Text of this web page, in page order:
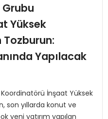
Grubu
Yüksek
Tozburun:
Yapılacak
İnşaat Yüksek
son yıllarda konut ve
yeni yatırım yapılan